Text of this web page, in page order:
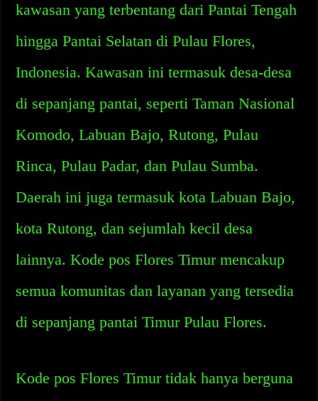
kawasan yang terbentang dari Pantai Tengah
hingga Pantai Selatan di Pulau Flores,
Indonesia. Kawasan ini termasuk desa-desa
di sepanjang pantai, seperti Taman Nasional
Komodo, Labuan Bajo, Rutong, Pulau
Rinca, Pulau Padar, dan Pulau Sumba.
Daerah ini juga termasuk kota Labuan Bajo,
kota Rutong, dan sejumlah kecil desa
lainnya. Kode pos Flores Timur mencakup
semua komunitas dan layanan yang tersedia
di sepanjang pantai Timur Pulau Flores.
Kode pos Flores Timur tidak hanya berguna